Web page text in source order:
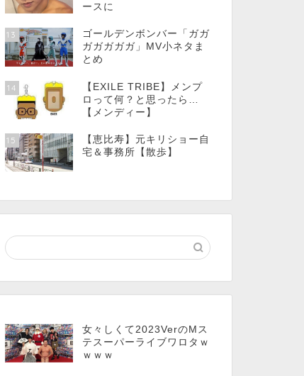
ースに
13
ゴールデンボンバー「ガガ
ガガガガガ」MV小ネタま
とめ
14
【EXILE TRIBE】メンプ
ロって何？と思ったら…
【メンディー】
15
【恵比寿】元キリショー自
宅＆事務所【散歩】
女々しくて2023VerのMス
テスーパーライブワロタｗ
ｗｗｗ